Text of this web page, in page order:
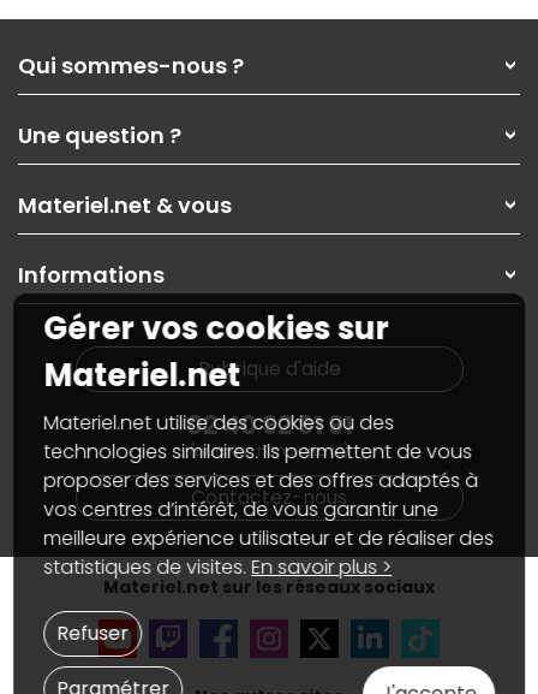
Qui sommes-nous ?
Nos services
Les magasins Materiel.net
Nos solutions pour les pros
Contactez-nous
Une question ?
Paiement, livraison
Garanties,Pack Zen
SAV, demander un retour
Informations
Guides d'achats et tutoriels
Materiel.net & vous
On rachète votre carte graphique
PC sur mesure : Votre RDV personnalisé
Notre démarche écologique
Materiel.net recrute
Notre programme d'affiliation
Partenariat & Sponsoring
Informations
Plan du site
Nos marques
Conditions générales de vente
Informations légales
Données personnellesetcookies
Gérer vos cookies
Accessibilité : non conforme
Rubrique d'aide
02 40 92 91 91
(numéro non surtaxé)
Contactez-nous
Materiel.net sur les réseaux sociaux
Gérer vos cookies sur
Materiel.net
Materiel.net utilise des cookies ou des
technologies similaires. Ils permettent de vous
proposer des services et des offres adaptés à
vos centres d’intérêt, de vous garantir une
meilleure expérience utilisateur et de réaliser des
statistiques de visites.En savoir plus >
Refuser